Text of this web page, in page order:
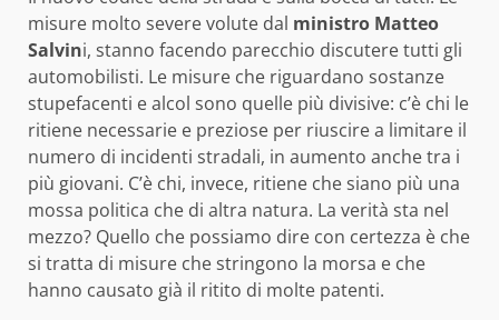
misure molto severe volute dal ministro Matteo
Salvini, stanno facendo parecchio discutere tutti gli
automobilisti. Le misure che riguardano sostanze
stupefacenti e alcol sono quelle più divisive: c’è chi le
ritiene necessarie e preziose per riuscire a limitare il
numero di incidenti stradali, in aumento anche tra i
più giovani. C’è chi, invece, ritiene che siano più una
mossa politica che di altra natura. La verità sta nel
mezzo? Quello che possiamo dire con certezza è che
si tratta di misure che stringono la morsa e che
hanno causato già il ritito di molte patenti.